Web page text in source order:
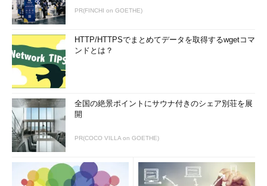
PR(FINCHI on GOETHE)
HTTP/HTTPSでまとめてデータを取得するwgetコマ
ンドとは？
全国の絶景ポイントにサウナ付きのシェア別荘を展
開
PR(COCO VILLA on GOETHE)